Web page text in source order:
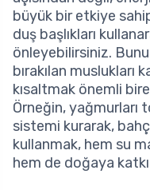
büyük bir etkiye
duş başlıkları
önleyebilirsiniz.
bırakılan
kısaltmak önemli
Örneğin, yağmurları
sistemi kurarak,
kullanmak, hem su
hem de doğaya